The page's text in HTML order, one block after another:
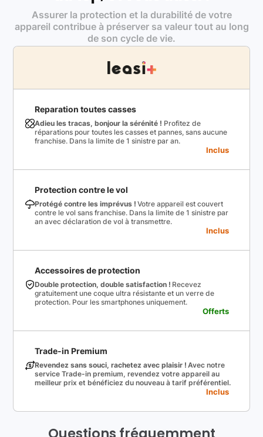
Assurer la protection et la durabilité de votre
appareil contribue à préserver sa valeur tout au long
de son cycle de vie.
Reparation toutes casses
Adieu les tracas, bonjour la sérénité ! Profitez de
réparations pour toutes les casses et pannes, sans aucune
franchise. Dans la limite de 1 sinistre par an.
Inclus
Protection contre le vol
Protégé contre les imprévus ! Votre appareil est couvert
contre le vol sans franchise. Dans la limite de 1 sinistre par
an avec déclaration de vol à transmettre.
Inclus
Accessoires de protection
Double protection, double satisfaction ! Recevez
gratuitement une coque ultra résistante et un verre de
protection. Pour les smartphones uniquement.
Offerts
Trade-in Premium
Revendez sans souci, rachetez avec plaisir ! Avec notre
service Trade-in premium, revendez votre appareil au
meilleur prix et bénéficiez du nouveau à tarif préférentiel.
Inclus